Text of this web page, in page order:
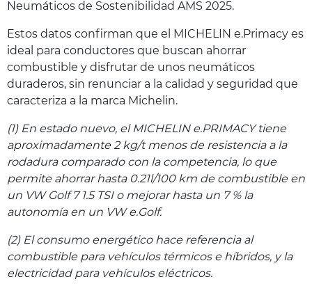
Neumáticos de Sostenibilidad AMS 2025.
Estos datos confirman que el MICHELIN e.Primacy es
ideal para conductores que buscan ahorrar
combustible y disfrutar de unos neumáticos
duraderos, sin renunciar a la calidad y seguridad que
caracteriza a la marca Michelin.
(1) En estado nuevo, el MICHELIN e.PRIMACY tiene
aproximadamente 2 kg/t menos de resistencia a la
rodadura comparado con la competencia, lo que
permite ahorrar hasta 0.21l/100 km de combustible en
un VW Golf 7 1.5 TSI o mejorar hasta un 7 % la
autonomía en un VW e.Golf.
(2) El consumo energético hace referencia al
combustible para vehículos térmicos e híbridos, y la
electricidad para vehículos eléctricos.